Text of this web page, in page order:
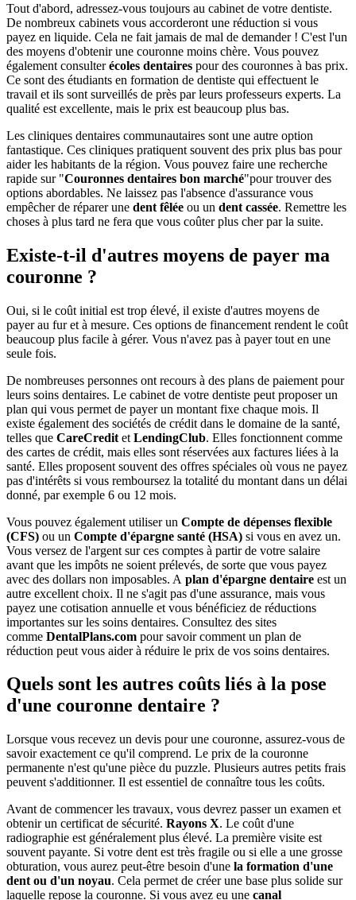
Tout d'abord, adressez-vous toujours au cabinet de votre dentiste.
De nombreux cabinets vous accorderont une réduction si vous
payez en liquide. Cela ne fait jamais de mal de demander ! C'est l'un
des moyens d'obtenir une couronne moins chère. Vous pouvez
également consulterécoles dentaires pour des couronnes à bas prix.
Ce sont des étudiants en formation de dentiste qui effectuent le
travail et ils sont surveillés de près par leurs professeurs experts. La
qualité est excellente, mais le prix est beaucoup plus bas.
Les cliniques dentaires communautaires sont une autre option
fantastique. Ces cliniques pratiquent souvent des prix plus bas pour
aider les habitants de la région. Vous pouvez faire une recherche
rapide sur "Couronnes dentaires bon marché"pour trouver des
options abordables. Ne laissez pas l'absence d'assurance vous
empêcher de réparer une dent fêlée ou un dent cassée. Remettre les
choses à plus tard ne fera que vous coûter plus cher par la suite.
Existe-t-il d'autres moyens de payer ma
couronne ?
Oui, si le coût initial est trop élevé, il existe d'autres moyens de
payer au fur et à mesure. Ces options de financement rendent le coût
beaucoup plus facile à gérer. Vous n'avez pas à payer tout en une
seule fois.
De nombreuses personnes ont recours à des plans de paiement pour
leurs soins dentaires. Le cabinet de votre dentiste peut proposer un
plan qui vous permet de payer un montant fixe chaque mois. Il
existe également des sociétés de crédit dans le domaine de la santé,
telles que CareCredit et LendingClub. Elles fonctionnent comme
des cartes de crédit, mais elles sont réservées aux factures liées à la
santé. Elles proposent souvent des offres spéciales où vous ne payez
pas d'intérêts si vous remboursez la totalité du montant dans un délai
donné, par exemple 6 ou 12 mois.
Vous pouvez également utiliser un Compte de dépenses flexible
(CFS) ou un Compte d'épargne santé (HSA) si vous en avez un.
Vous versez de l'argent sur ces comptes à partir de votre salaire
avant que les impôts ne soient prélevés, de sorte que vous payez
avec des dollars non imposables. A plan d'épargne dentaire est un
autre excellent choix. Il ne s'agit pas d'une assurance, mais vous
payez une cotisation annuelle et vous bénéficiez de réductions
importantes sur les soins dentaires. Consultez des sites
comme DentalPlans.com pour savoir comment un plan de
réduction peut vous aider à réduire le prix de vos soins dentaires.
Quels sont les autres coûts liés à la pose
d'une couronne dentaire ?
Lorsque vous recevez un devis pour une couronne, assurez-vous de
savoir exactement ce qu'il comprend. Le prix de la couronne
permanente n'est qu'une pièce du puzzle. Plusieurs autres petits frais
peuvent s'additionner. Il est essentiel de connaître tous les coûts.
Avant de commencer les travaux, vous devrez passer un examen et
obtenir un certificat de sécurité. Rayons X. Le coût d'une
radiographie est généralement plus élevé. La première visite est
souvent payante. Si votre dent est très fragile ou si elle a une grosse
obturation, vous aurez peut-être besoin d'une la formation d'une
dent ou d'un noyau. Cela permet de créer une base plus solide sur
laquelle repose la couronne. Si vous avez eu une canal